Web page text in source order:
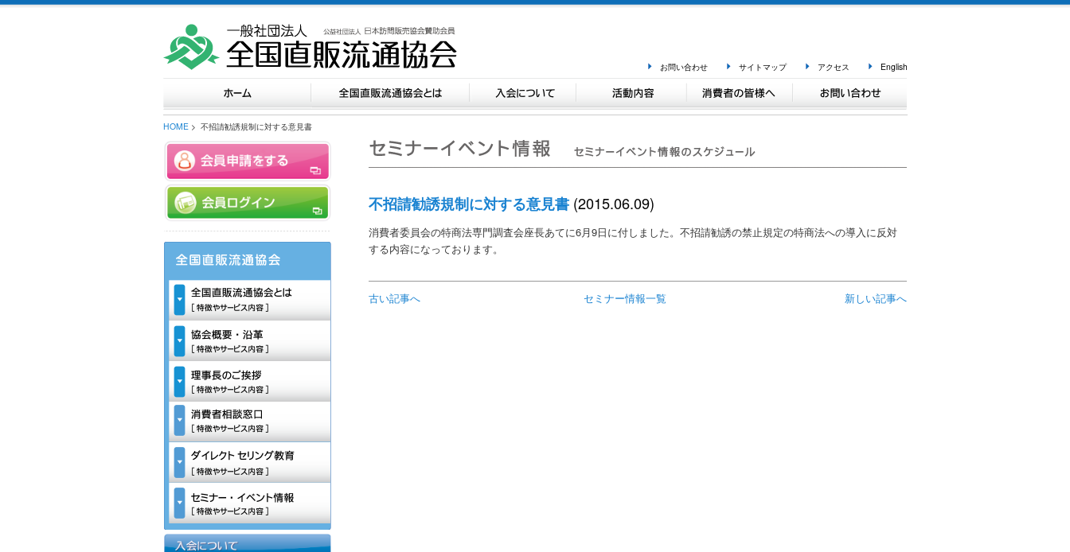
お問い合わせ サイトマップ アクセス English
HOME> 不招請勧誘規制に対する意見書
不招請勧誘規制に対する意見書 (2015.06.09)
消費者委員会の特商法専門調査会座長あてに6月9日に付しました。不招請勧誘の禁止規定の特商法への導入に反対
する内容になっております。
古い記事へ セミナー情報一覧 新しい記事へ